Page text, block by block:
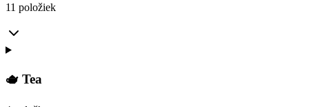
11 položiek
🫖 Tea